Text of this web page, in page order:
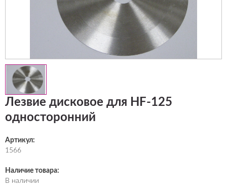
Лезвие дисковое для HF-125
односторонний
Артикул:
1566
Наличие товара:
В наличии